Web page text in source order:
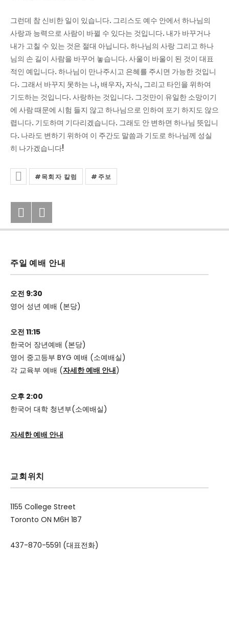
그런데 참 신비한 일이 있습니다. 그리스도 예수 안에서 하나님의
사랑과 능력으로 사람이 바뀔 수 있다는 것입니다. 내가 바꾸거나
내가 고칠 수 있는 것은 절대 아닙니다. 하나님의 사랑 그리고 하나
님의 손 길이 사람을 바꾸어 놓습니다. 사울이 바울이 된 것이 대표
적인 예입니다. 하나님이 만나주시고 은혜를 주시면 가능한 것입니
다. 그래서 바꾸지 못하는 나, 배우자, 자식, 그리고 타인을 위하여
기도하는 것입니다. 사랑하는 것입니다. 그것만이 유일한 소망이기
에 사람 때문에 시험 들지 않고 하나님으로 인하여 포기 하지도 않으
렵니다. 기도하며 기다리겠습니다. 그래도 안 변하면 하나님 뜻입니
다. 나라도 변하기 위하여 이 주간도 말씀과 기도로 하나님께 성실
히 나가겠습니다!
목회자 칼럼 주보
Post navigation
Previous: 2020년 9월 4일(금) 벧엘
Next: 욥기 23:11,12
주일 예배 안내
오전 9:30
영어 성년 예배 (본당)
오전 11:15
한국어 장년예배 (본당)
영어 중고등부 BYG 예배 (소예배실)
각 교육부 예배 (자세한 예배 안내)
오후 2:00
한국어 대학 청년부(소예배실)
자세한 예배 안내
교회위치
1155 College Street
Toronto ON M6H 1B7
437-870-5591 (대표전화)